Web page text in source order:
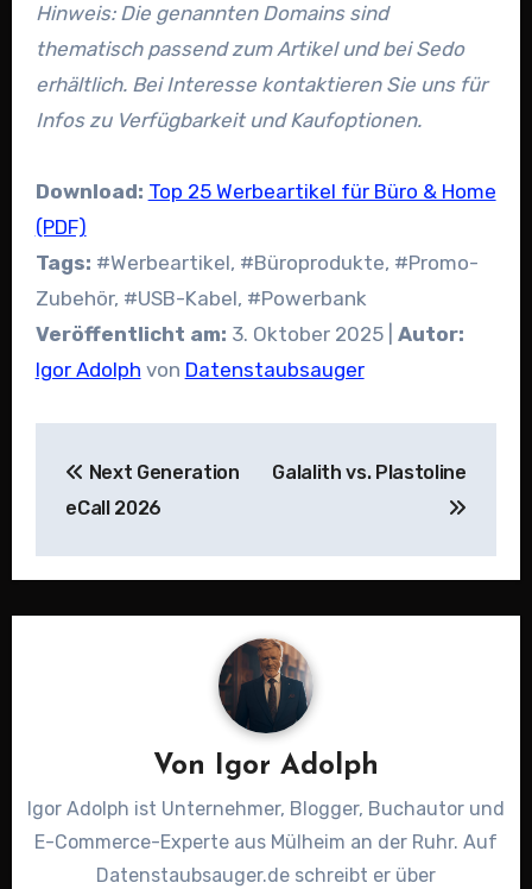
Hinweis: Die genannten Domains sind
thematisch passend zum Artikel und bei Sedo
erhältlich. Bei Interesse kontaktieren Sie uns für
Infos zu Verfügbarkeit und Kaufoptionen.
Download: Top 25 Werbeartikel für Büro & Home
(PDF)
Tags: #Werbeartikel, #Büroprodukte, #Promo-
Zubehör, #USB-Kabel, #Powerbank
Veröffentlicht am: 3. Oktober 2025 | Autor:
Igor Adolph von Datenstaubsauger
Next Generation
eCall 2026
Galalith vs. Plastoline
Von Igor Adolph
Igor Adolph ist Unternehmer, Blogger, Buchautor und
E-Commerce-Experte aus Mülheim an der Ruhr. Auf
Datenstaubsauger.de schreibt er über